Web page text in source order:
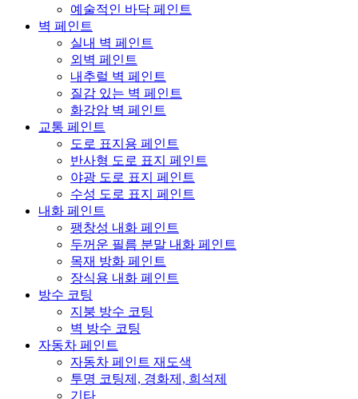
예술적인 바닥 페인트
벽 페인트
실내 벽 페인트
외벽 페인트
내추럴 벽 페인트
질감 있는 벽 페인트
화강암 벽 페인트
교통 페인트
도로 표지용 페인트
반사형 도로 표지 페인트
야광 도로 표지 페인트
수성 도로 표지 페인트
내화 페인트
팽창성 내화 페인트
두꺼운 필름 분말 내화 페인트
목재 방화 페인트
장식용 내화 페인트
방수 코팅
지붕 방수 코팅
벽 방수 코팅
자동차 페인트
자동차 페인트 재도색
투명 코팅제, 경화제, 희석제
기타